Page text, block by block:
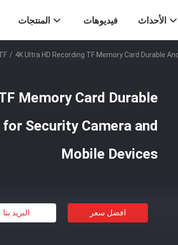
المنتجات فيديوهات الأحداث
/ 4K Ultra HD Recording TF Memory Card Durable
Memory Card Durable
Security Camera and
Mobile Devices
افضل سعر البريد بنا